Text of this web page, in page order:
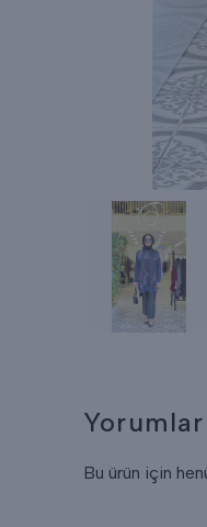
Yorumlar
Bu ürün için